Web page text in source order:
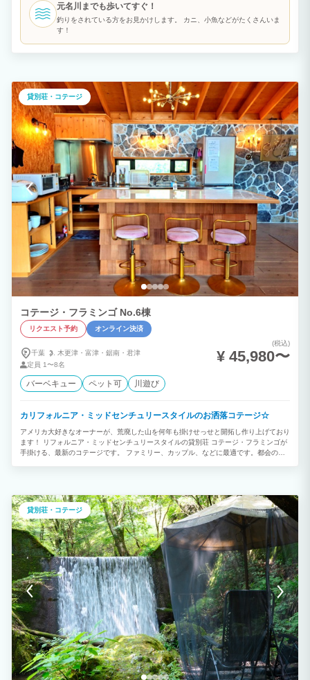
宿泊施設、トレーラーハウスやアウトドアリビング。 まるで秘密基地のような空間で
食事をしたり、 ゲームをしたり、語り合ったり…。 そんな映画のワンシーンのよう
に、 トレーラーハウスに泊まって グランピング宿泊施設体験してみませんか？ ★プ
ライベートサウナ エクスクルーシブで特別な一時 プライベートな時間を健康的に親密
らかな芝のドッグランは プライバシーが守られながら 気兼ねなく愛犬との一時を堪能
いただけます。
元名川までも歩いてすぐ！
釣りをされている方をお見かけします。 カニ、小魚などがたくさんいま
す！
貸別荘・コテージ
コテージ・フラミンゴ No.6棟
リクエスト予約 オンライン決済
千葉 木更津・ 富津・ 鋸南・ 君津
定員 1〜8名
(税込)
¥ 45,980〜
バーベキュー ペット可 川遊び
カリフォルニア・ミッドセンチュリースタイルのお洒落コテージ☆
アメリカ大好きなオーナーが、荒廃した山を何年も掛けせっせと開拓し作り上げており
ます！ リフォルニア・ミッドセンチュリースタイルの貸別荘 コテージ・フラミンゴが
手掛ける、最新のコテージです。 ファミリー、カップル、などに最適です。都会の喧
貸別荘・コテージ